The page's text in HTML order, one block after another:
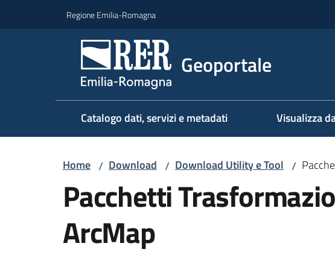
Regione Emilia-Romagna
Geoportale
Catalogo dati, servizi e metadati Visualizza
Home / Download / Download Utility e Tool /
Pacchetti
ArcMap